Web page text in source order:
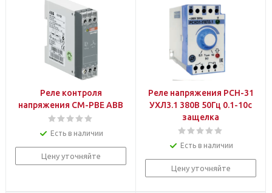
Реле контроля
напряжения CM-PBE ABB
Есть в наличии
Цену уточняйте
Реле напряжения РСН-31
УХЛ3.1 380В 50Гц 0.1-10с
защелка
Есть в наличии
Цену уточняйте